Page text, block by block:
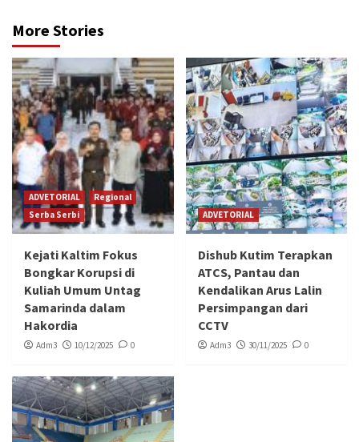
More Stories
ADVETORIAL
Regional
Serba Serbi
Kejati Kaltim Fokus
Bongkar Korupsi di
Kuliah Umum Untag
Samarinda dalam
Hakordia
Adm3 10/12/2025 0
ADVETORIAL
Dishub Kutim Terapkan
ATCS, Pantau dan
Kendalikan Arus Lalin
Persimpangan dari
CCTV
Adm3 30/11/2025 0